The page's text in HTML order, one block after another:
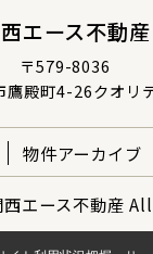
エース不動産
〒579-8036
鷹殿町4-26クオリ
物件アーカイブ
エース不動産